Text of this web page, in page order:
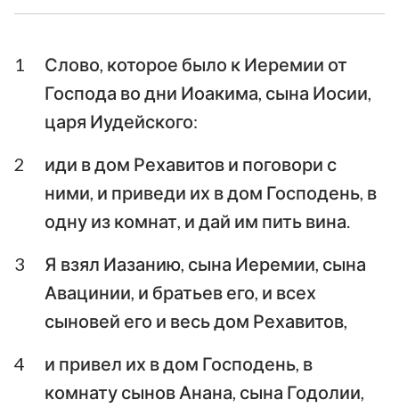
Есфирь Иов
Псалтирь
Исаия Иеремия
Плач Иеремии Иезекииль
Даниил Осия
Михей Наум
1
Слово, которое было к Иеремии от
Господа во дни Иоакима, сына Иосии,
царя Иудейского:
2
иди в дом Рехавитов и поговори с
ними, и приведи их в дом Господень, в
одну из комнат, и дай им пить вина.
3
Я взял Иазанию, сына Иеремии, сына
Авацинии, и братьев его, и всех
сыновей его и весь дом Рехавитов,
4
и привел их в дом Господень, в
комнату сынов Анана, сына Годолии,